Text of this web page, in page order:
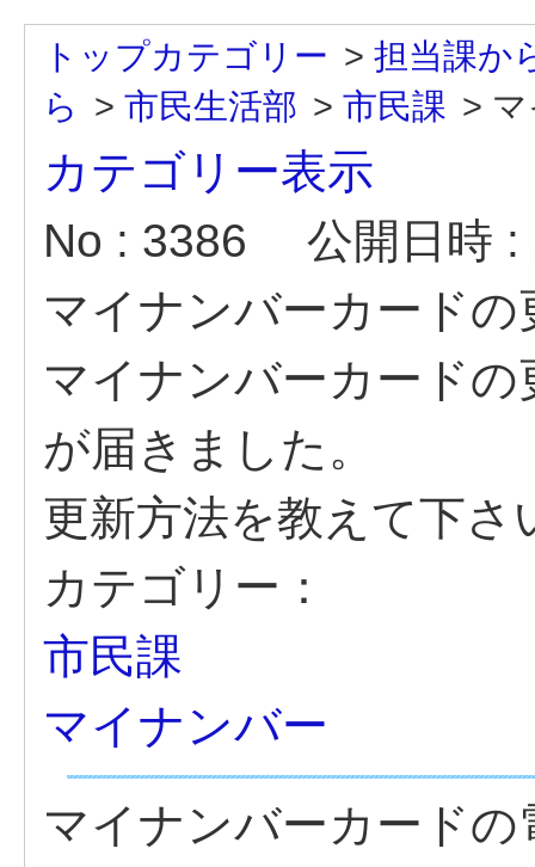
トップカテゴリー > 担当課か
ら > 市民生活部 > 市民課 >
カテゴリー表示
No : 3386
公開日時
マイナンバーカードの
マイナンバーカード
が届きました。
更新方法を教えて下さ
カテゴリー：
市民課
マイナンバー
マイナンバーカード